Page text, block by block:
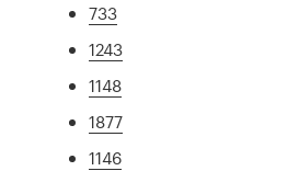
733
1243
1148
1877
1146